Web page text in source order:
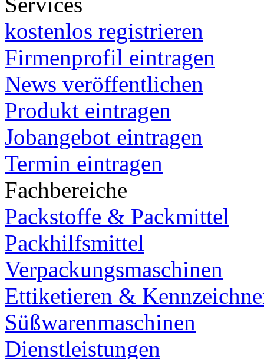
kostenlos registrieren
Firmenprofil eintragen
News veröffentlichen
Produkt eintragen
Jobangebot eintragen
Termin eintragen
Fachbereiche
Packstoffe & Packmittel
Packhilfsmittel
Verpackungsmaschinen
Ettiketieren &
Süßwarenmaschinen
Dienstleistungen